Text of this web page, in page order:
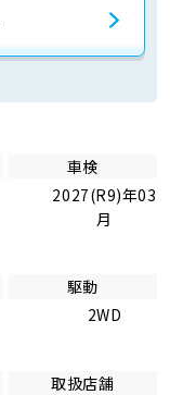
車検
2027(R9)年03
月
駆動
2WD
取扱店舗